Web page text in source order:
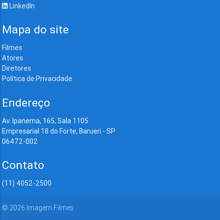
LinkedIn
Mapa do site
Filmes
Atores
Diretores
Política de Privacidade
Endereço
Av. Ipanema, 165, Sala 1105
Empresarial 18 do Forte, Barueri - SP
06472-002
Contato
(11) 4052-2500
© 2026 Imagem Filmes